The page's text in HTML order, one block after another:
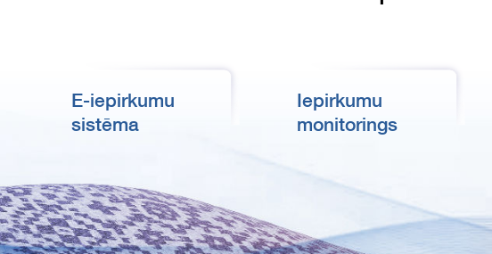
E-iepirkumu
sistēma
Iepirkumu
monitorings